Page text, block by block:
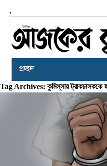
,
প্রচ্ছদ
Tag Archives: কুমিল্লায় ট্রাকচালককে